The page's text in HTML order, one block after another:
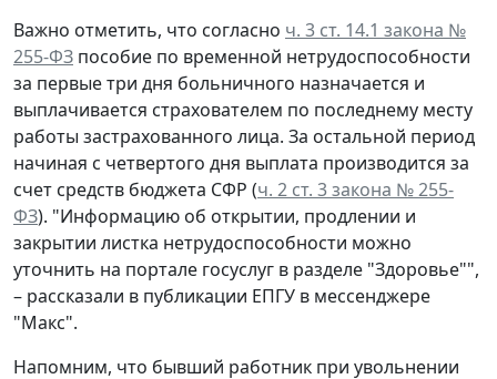
Важно отметить, что согласно ч. 3 ст. 14.1 закона №
255-ФЗ пособие по временной нетрудоспособности
за первые три дня больничного назначается и
выплачивается страхователем по последнему месту
работы застрахованного лица. За остальной период
начиная с четвертого дня выплата производится за
счет средств бюджета СФР (ч. 2 ст. 3 закона № 255-
ФЗ). "Информацию об открытии, продлении и
закрытии листка нетрудоспособности можно
уточнить на портале госуслуг в разделе "Здоровье"",
– рассказали в публикации ЕПГУ в мессенджере
"Макс".
Напомним, что бывший работник при увольнении